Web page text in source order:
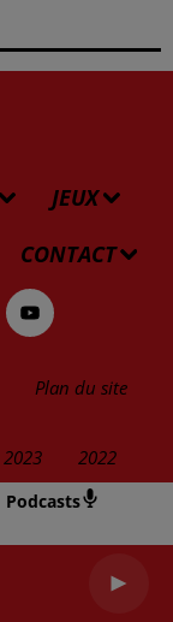
Podcasts
JEUX
CONTACT
Plan du site
2023 2022